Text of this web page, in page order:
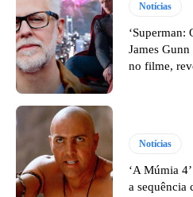
Notícias
‘Superman:
James
no filme,
Notícias
‘A Múmia
a sequência